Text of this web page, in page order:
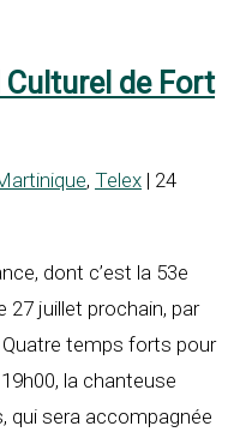
de Fort
, Telex | 24
dont c’est la 53e
27 juillet prochain, par
temps forts pour
la chanteuse
qui sera accompagnée